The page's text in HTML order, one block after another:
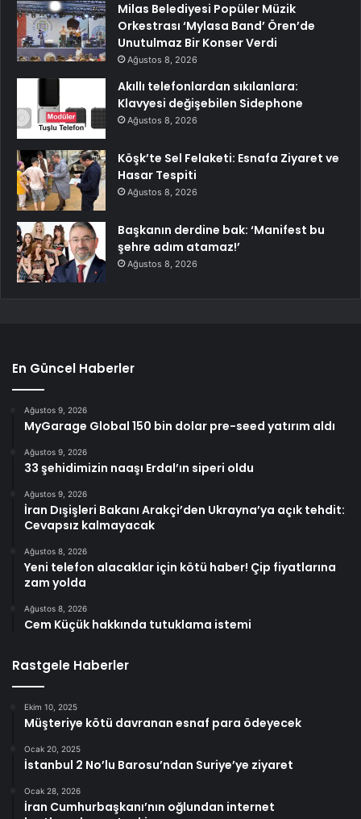
Milas Belediyesi Popüler Müzik
Orkestrası ‘Mylasa Band’ Ören’de
Unutulmaz Bir Konser Verdi
Ağustos 8, 2026
Akıllı telefonlardan sıkılanlara:
Klavyesi değişebilen Sidephone
Ağustos 8, 2026
Köşk’te Sel Felaketi: Esnafa Ziyaret ve
Hasar Tespiti
Ağustos 8, 2026
Başkanın derdine bak: ‘Manifest bu
şehre adım atamaz!’
Ağustos 8, 2026
En Güncel Haberler
Ağustos 9, 2026
MyGarage Global 150 bin dolar pre-seed yatırım aldı
Ağustos 9, 2026
33 şehidimizin naaşı Erdal’ın siperi oldu
Ağustos 9, 2026
İran Dışişleri Bakanı Arakçi’den Ukrayna’ya açık tehdit:
Cevapsız kalmayacak
Ağustos 8, 2026
Yeni telefon alacaklar için kötü haber! Çip fiyatlarına
zam yolda
Ağustos 8, 2026
Cem Küçük hakkında tutuklama istemi
Rastgele Haberler
Ekim 10, 2025
Müşteriye kötü davranan esnaf para ödeyecek
Ocak 20, 2025
İstanbul 2 No’lu Barosu’ndan Suriye’ye ziyaret
Ocak 28, 2026
İran Cumhurbaşkanı’nın oğlundan internet